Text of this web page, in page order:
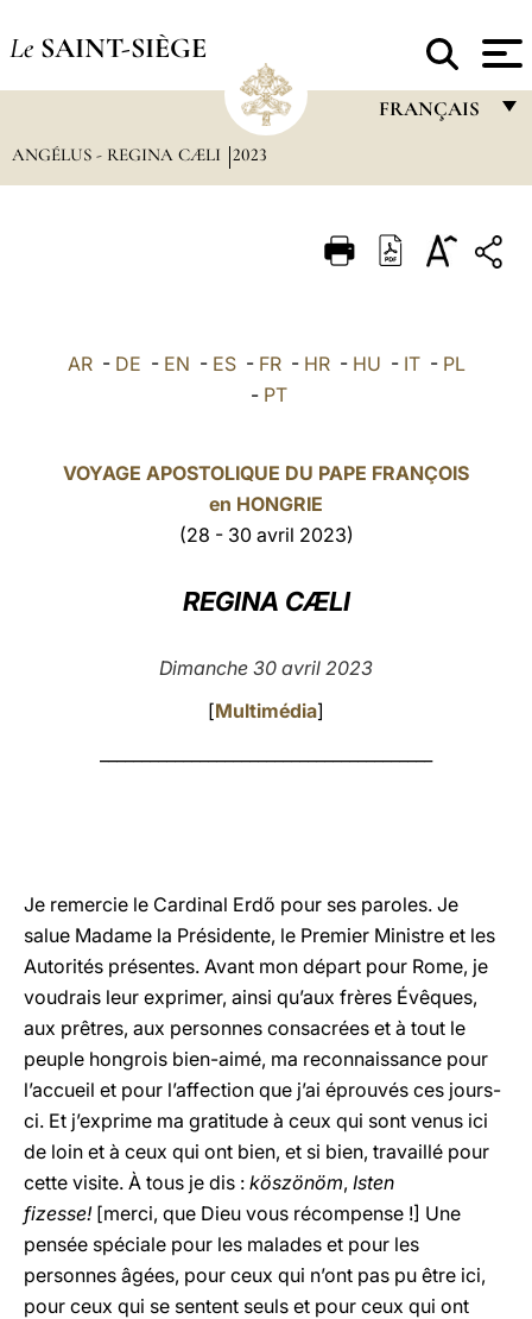
Le SAINT-SIÈGE
FRANÇAIS
ITALIANO
العربيّة
ANGÉLUS - REGINA CÆLI 2023
AR- DE - EN - ES- FR- HR- HU - IT- PL
- PT
VOYAGE APOSTOLIQUE DU PAPE FRANÇOIS
en HONGRIE
(28 - 30 avril 2023)
REGINA CÆLI
Dimanche 30 avril 2023
[Multimédia]
Je remercie le Cardinal Erdő pour ses paroles. Je
salue Madame la Présidente, le Premier Ministre et les
Autorités présentes. Avant mon départ pour Rome, je
voudrais leur exprimer, ainsi qu’aux frères Évêques,
aux prêtres, aux personnes consacrées et à tout le
peuple hongrois bien-aimé, ma reconnaissance pour
l’accueil et pour l’affection que j’ai éprouvés ces jours-
ci. Et j’exprime ma gratitude à ceux qui sont venus ici
de loin et à ceux qui ont bien, et si bien, travaillé pour
cette visite. À tous je dis : köszönöm, Isten
fizesse! [merci, que Dieu vous récompense !] Une
pensée spéciale pour les malades et pour les
personnes âgées, pour ceux qui n’ont pas pu être ici,
pour ceux qui se sentent seuls et pour ceux qui ont